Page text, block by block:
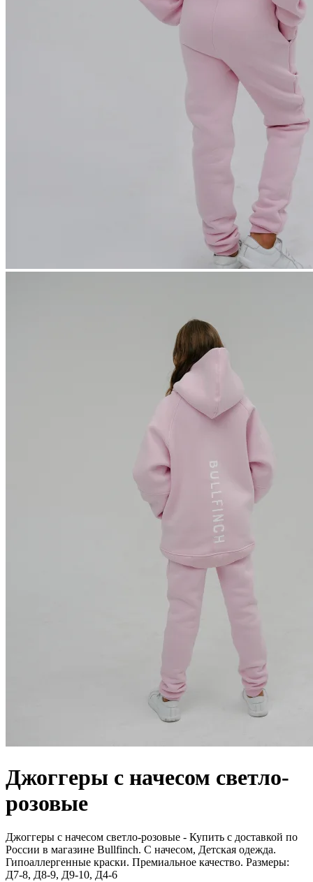
Джоггеры с начесом светло-
розовые
Джоггеры с начесом светло-розовые - Купить с доставкой по
России в магазине Bullfinch. С начесом, Детская одежда.
Гипоаллергенные краски. Премиальное качество. Размеры:
Д7-8, Д8-9, Д9-10, Д4-6